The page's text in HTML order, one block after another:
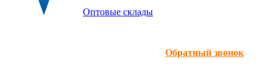
Оптовые склады
Обратный звонок